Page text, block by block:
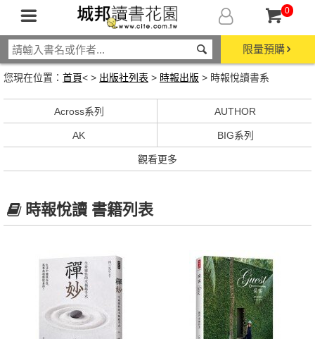
0
限量預購
您現在位置： 首頁< > 出版社列表 > 時報出版 > 時報悅讀書系
Across系列 AUTHOR
AK BIG系列
觀看更多
時報悅讀 書籍列表